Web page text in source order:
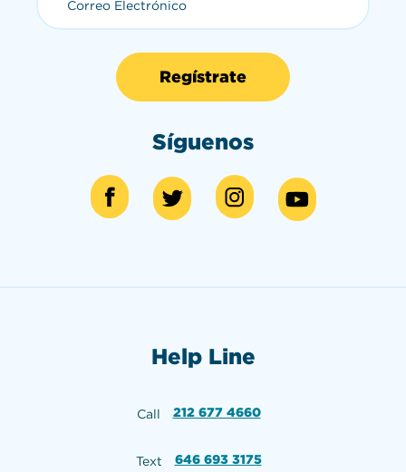
Síguenos
Help Line
Call 212 677 4660
Text 646 693 3175